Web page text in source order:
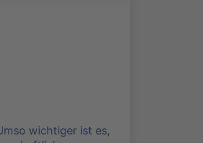
wichtiger ist es,